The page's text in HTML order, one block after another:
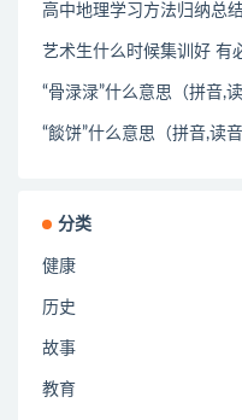
高中地理学习方法归纳总
艺术生什么时候集训好 有
“骨渌渌”什么意思（拼音,读
“餤饼”什么意思（拼音,读音
分类
健康
历史
故事
教育